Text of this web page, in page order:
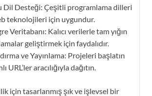
Dil Desteği: Çeşitli programlama dilleri
teknolojileri için uygundur.
Veritabanı: Kalıcı verilerle tam yığın
geliştirmek için faydalıdır.
ve Yayınlama: Projeleri başlatın
URL’ler aracılığıyla dağıtın.
için tasarlanmış şık ve işlevsel bir